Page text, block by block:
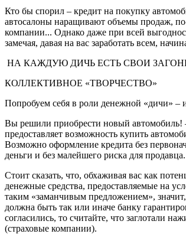
Кто бы спорил – кредит на покупку
автосалоны наращивают объемы продаж,
компании... Однако даже при всей
замечая, давая на вас заработать всем,
НА КАЖДУЮ ДИЧЬ ЕСТЬ СВОИ
КОЛЛЕКТИВНОЕ «ТВОРЧЕСТВО»
Попробуем себя в роли денежной «дичи» –
Вы решили приобрести новый автомобиль!
предоставляет возможность купить
Возможно оформление кредита без
деньги и без малейшего риска для
Стоит сказать, что, обхаживая вас как
денежные средства, предоставляемые на
таким «заманчивым предложением»,
должна быть так или иначе банку
согласились, то считайте, что заглотали
(страховые компании).